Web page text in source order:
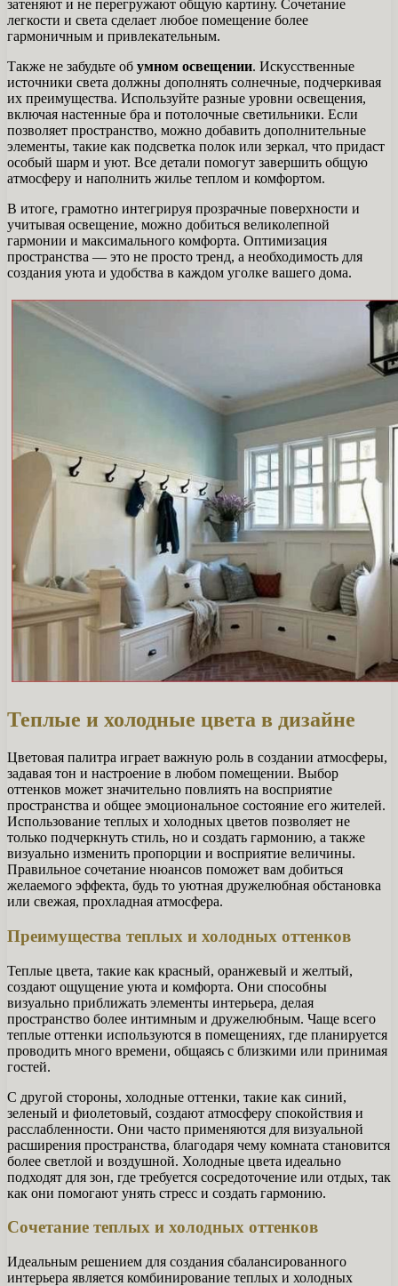
затеняют и не перегружают общую картину. Сочетание
легкости и света сделает любое помещение более
гармоничным и привлекательным.
Также не забудьте об умном освещении. Искусственные
источники света должны дополнять солнечные, подчеркивая
их преимущества. Используйте разные уровни освещения,
включая настенные бра и потолочные светильники. Если
позволяет пространство, можно добавить дополнительные
элементы, такие как подсветка полок или зеркал, что придаст
особый шарм и уют. Все детали помогут завершить общую
атмосферу и наполнить жилье теплом и комфортом.
В итоге, грамотно интегрируя прозрачные поверхности и
учитывая освещение, можно добиться великолепной
гармонии и максимального комфорта. Оптимизация
пространства — это не просто тренд, а необходимость для
создания уюта и удобства в каждом уголке вашего дома.
Теплые и холодные цвета в дизайне
Цветовая палитра играет важную роль в создании атмосферы,
задавая тон и настроение в любом помещении. Выбор
оттенков может значительно повлиять на восприятие
пространства и общее эмоциональное состояние его жителей.
Использование теплых и холодных цветов позволяет не
только подчеркнуть стиль, но и создать гармонию, а также
визуально изменить пропорции и восприятие величины.
Правильное сочетание нюансов поможет вам добиться
желаемого эффекта, будь то уютная дружелюбная обстановка
или свежая, прохладная атмосфера.
Преимущества теплых и холодных оттенков
Теплые цвета, такие как красный, оранжевый и желтый,
создают ощущение уюта и комфорта. Они способны
визуально приближать элементы интерьера, делая
пространство более интимным и дружелюбным. Чаще всего
теплые оттенки используются в помещениях, где планируется
проводить много времени, общаясь с близкими или принимая
гостей.
С другой стороны, холодные оттенки, такие как синий,
зеленый и фиолетовый, создают атмосферу спокойствия и
расслабленности. Они часто применяются для визуальной
расширения пространства, благодаря чему комната становится
более светлой и воздушной. Холодные цвета идеально
подходят для зон, где требуется сосредоточение или отдых, так
как они помогают унять стресс и создать гармонию.
Сочетание теплых и холодных оттенков
Идеальным решением для создания сбалансированного
интерьера является комбинирование теплых и холодных